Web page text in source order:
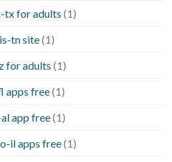
tx for adults (1)
tn site(1)
for adults (1)
apps free(1)
app free(1)
il apps free(1)